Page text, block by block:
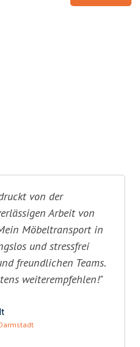
von der
Arbeit von
Möbeltransport in
und stressfrei
freundlichen Teams.
weiterempfehlen!"